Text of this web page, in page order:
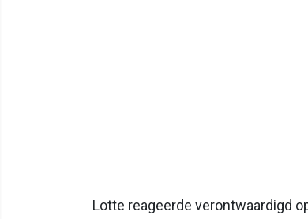
Lotte reageerde verontwaardigd